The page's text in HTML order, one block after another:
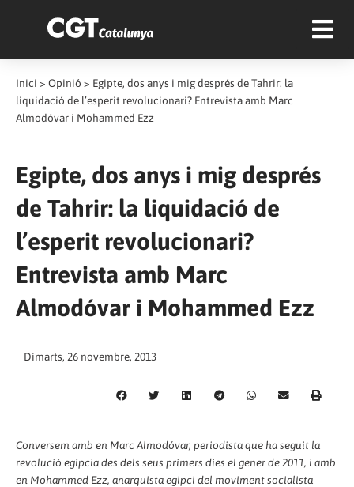
Inici > Opinió > Egipte, dos anys i mig després de Tahrir: la
liquidació de l’esperit revolucionari? Entrevista amb Marc
Almodóvar i Mohammed Ezz
Egipte, dos anys i mig després
de Tahrir: la liquidació de
l’esperit revolucionari?
Entrevista amb Marc
Almodóvar i Mohammed Ezz
Dimarts, 26 novembre, 2013
Conversem amb en Marc Almodóvar, periodista que ha seguit la
revolució egípcia des dels seus primers dies el gener de 2011, i amb
en Mohammed Ezz, anarquista egipci del moviment socialista